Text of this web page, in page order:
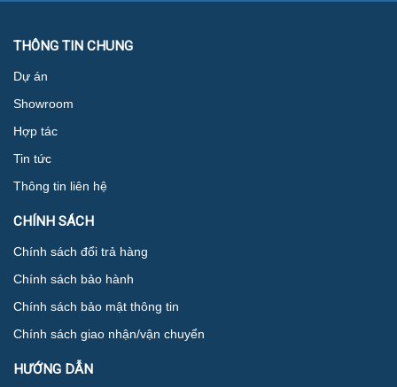
THÔNG TIN CHUNG
Dự án
Showroom
Hợp tác
Tin tức
Thông tin liên hệ
CHÍNH SÁCH
Chính sách đổi trả hàng
Chính sách bảo hành
Chính sách bảo mật thông tin
Chính sách giao nhận/vận chuyển
HƯỚNG DẪN